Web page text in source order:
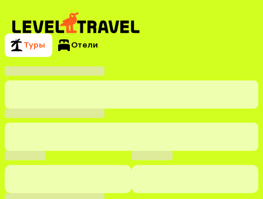
Туры Отели